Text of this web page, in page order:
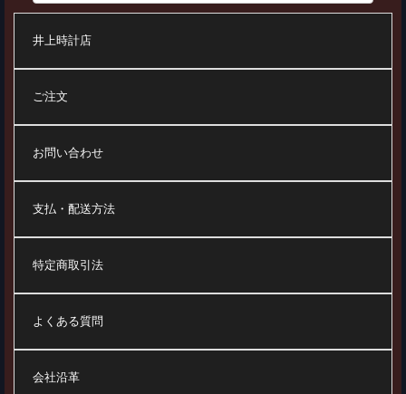
井上時計店
ご注文
お問い合わせ
支払・配送方法
特定商取引法
よくある質問
会社沿革